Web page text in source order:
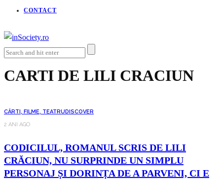
CONTACT
CARTI DE LILI CRACIUN
CĂRTI, FILME, TEATRUDISCOVER
2 ANI AGO
CODICILUL, ROMANUL SCRIS DE LILI
CRĂCIUN, NU SURPRINDE UN SIMPLU
PERSONAJ ȘI DORINȚA DE A PARVENI, CI E